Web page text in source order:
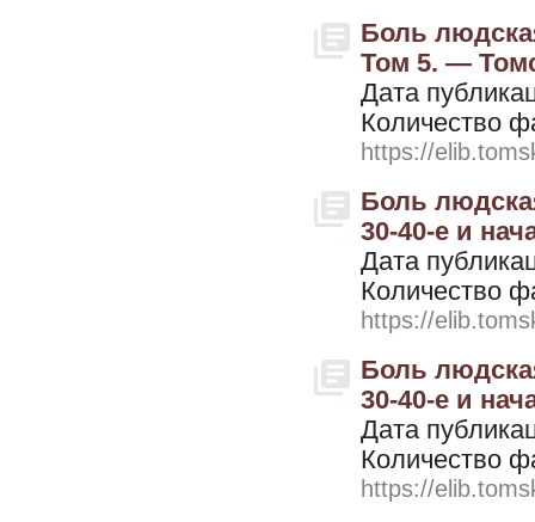
Боль
Том 5. —
Дата
Количество
https://
Боль
30-40-е и
Дата
Количество
https://
Боль
30-40-е и
Дата
Количество
https://